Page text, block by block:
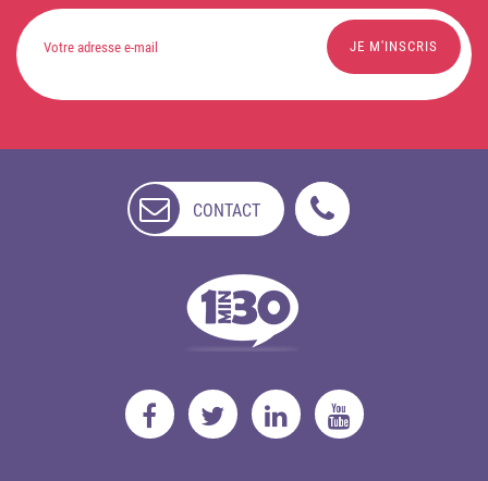
CONTACT
DISPONIBLE